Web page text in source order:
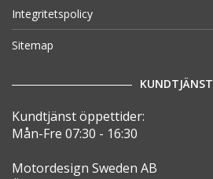
Integritetspolicy
Sitemap
KUNDTJÄNST
Kundtjänst öppettider:
Mån-Fre 07:30 - 16:30
Motordesign Sweden AB